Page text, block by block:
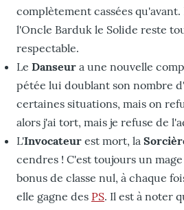
complètement cassées
l'Oncle Barduk le Solide reste
respectable.
Le Danseur a une nouvelle
pétée lui doublant son nombre
certaines situations, mais on
alors j'ai tort, mais je refuse de
L'Invocateur est mort, la
cendres ! C'est toujours un
bonus de classe nul, à chaque
elle gagne des PS. Il est à noter